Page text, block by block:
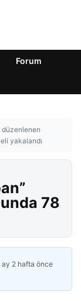
Forum
düzenlenen
yakalandı
78
ay 2 hafta önce